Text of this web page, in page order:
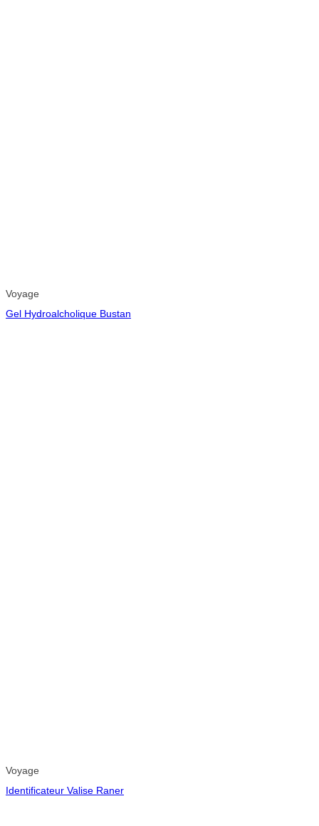
Voyage
Gel Hydroalcholique Bustan
Voyage
Identificateur Valise Raner